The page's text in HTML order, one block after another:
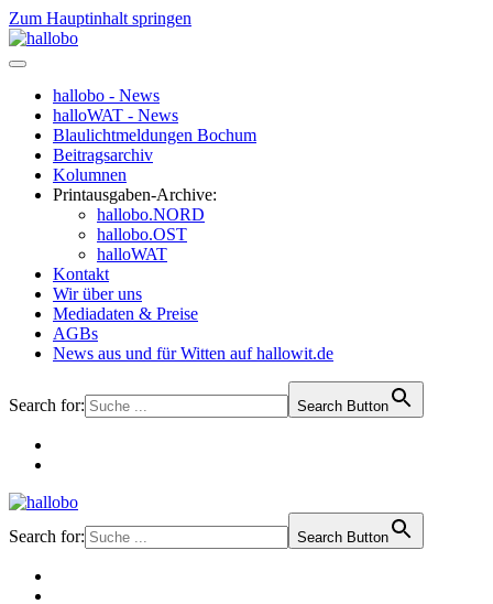
Zum Hauptinhalt springen
hallobo - News
halloWAT - News
Blaulichtmeldungen Bochum
Beitragsarchiv
Kolumnen
Printausgaben-Archive:
hallobo.NORD
hallobo.OST
halloWAT
Kontakt
Wir über uns
Mediadaten & Preise
AGBs
News aus und für Witten auf hallowit.de
Search for: Search Button
Search for: Search Button